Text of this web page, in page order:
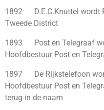
1892 D.E.C.Knuttel wordt
Tweede District
1893 Post en Telegraaf
Hoofdbestuur Post en
1897 De Rijkstelefoon
Hoofdbestuur Post en
terug in de naam